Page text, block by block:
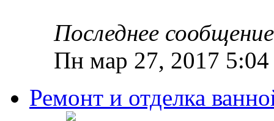
Последнее
Пн мар 27, 2017 5:04
Ремонт и отделка